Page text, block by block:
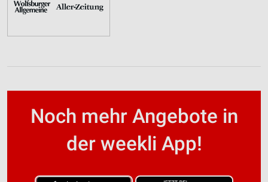
Noch mehr Angebote in
der weekli App!